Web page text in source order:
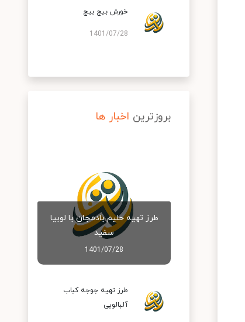
خورش بیج بیج
1401/07/28
بروزترین اخبار ها
طرز تهیه حلیم بادمجان با لوبیا
سفید
1401/07/28
طرز تهیه جوجه کباب
آلبالویی